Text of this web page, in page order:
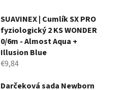
SUAVINEX | Cumlík SX PRO
fyziologický 2 KS WONDER
0/6m - Almost Aqua +
Illusion Blue
€9,84
Darčeková sada Newborn